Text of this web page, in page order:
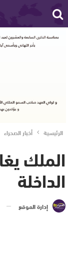
الرئيسية أخبار الصحراء
الملك
الداخلة
إدارة الموقع